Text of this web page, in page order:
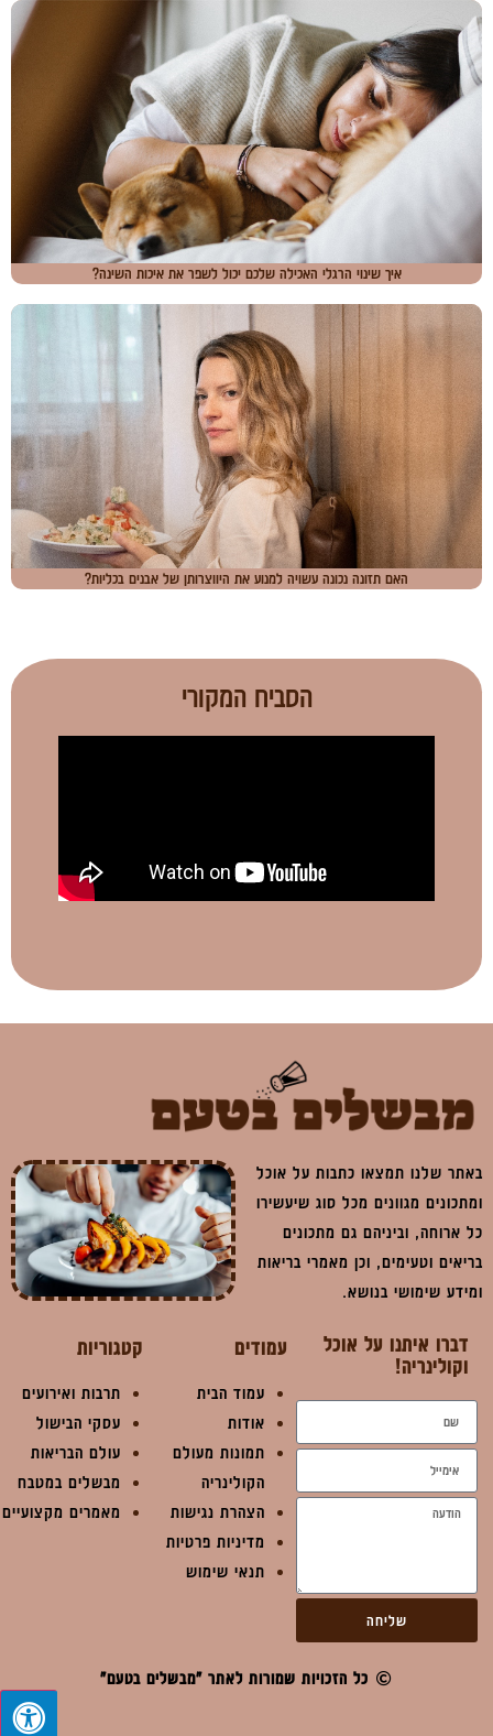
איך שינוי הרגלי האכילה שלכם יכול לשפר את איכות השינה?
האם תזונה נכונה עשויה למנוע את היווצרותן של אבנים בכליות?
הסביח המקורי
באתר שלנו תמצאו כתבות על אוכל
ומתכונים מגוונים מכל סוג שיעשירו
כל ארוחה, וביניהם גם מתכונים
בריאים וטעימים, וכן מאמרי בריאות
ומידע שימושי בנושא.
דברו איתנו על אוכל
וקולינריה!
שליחה
עמודים
עמוד הבית
אודות
תמונות מעולם
הקולינריה
הצהרת נגישות
מדיניות פרטיות
תנאי שימוש
קטגוריות
תרבות ואירועים
עסקי הבישול
עולם הבריאות
מבשלים במטבח
מאמרים מקצועיים
כל הזכויות שמורות לאתר "מבשלים בטעם"